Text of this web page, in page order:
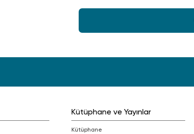
Kütüphane ve Yayınlar
Kütüphane